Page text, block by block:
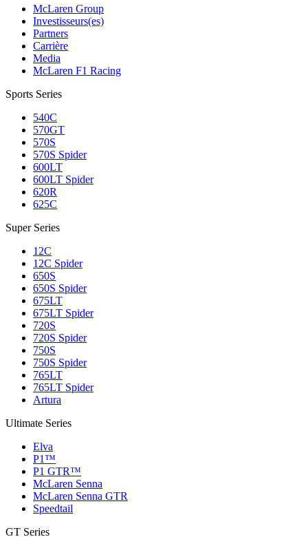
McLaren Group
Investisseurs(es)
Partners
Carrière
Media
McLaren F1 Racing
Sports Series
540C
570GT
570S
570S Spider
600LT
600LT Spider
620R
625C
Super Series
12C
12C Spider
650S
650S Spider
675LT
675LT Spider
720S
720S Spider
750S
750S Spider
765LT
765LT Spider
Artura
Ultimate Series
Elva
P1™
P1 GTR™
McLaren Senna
McLaren Senna GTR
Speedtail
GT Series